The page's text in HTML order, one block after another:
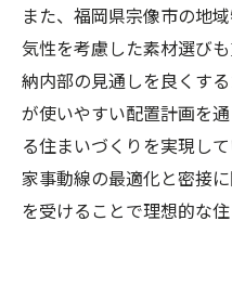
また、福岡県宗像市の地
気性を考慮した素材選び
納内部の見通しを良くす
が使いやすい配置計画を
る住まいづくりを実現し
家事動線の最適化と密接
を受けることで理想的な住